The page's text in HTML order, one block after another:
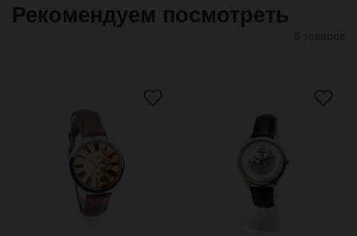
Рекомендуем посмотреть